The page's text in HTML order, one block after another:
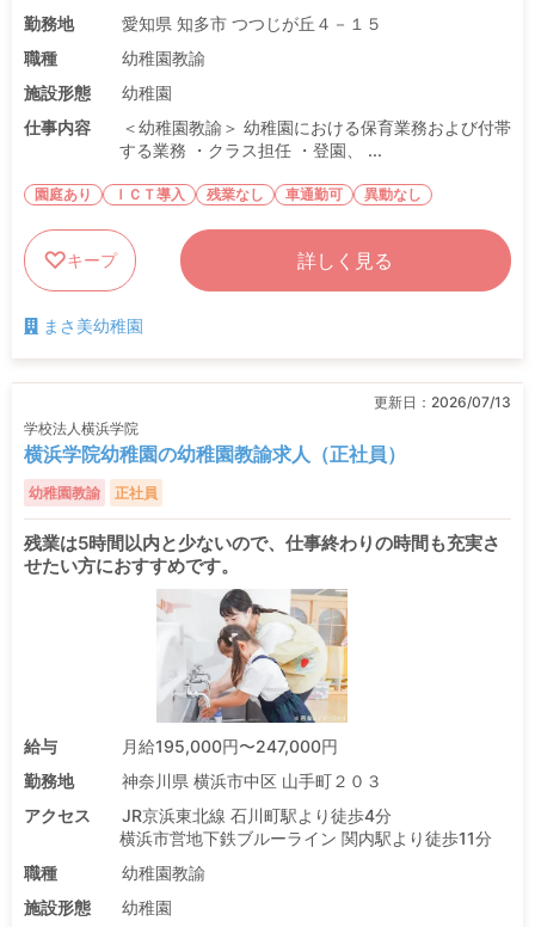
勤務地
愛知県 知多市 つつじが丘４－１５
職種
幼稚園教諭
施設形態
幼稚園
仕事内容
＜幼稚園教諭＞ 幼稚園における保育業務および付帯
する業務 ・クラス担任 ・登園、 ...
園庭あり ＩＣＴ導入 残業なし 車通勤可 異動なし
キープ 詳しく見る
まさ美幼稚園
更新日： 2026/07/13
学校法人横浜学院
横浜学院幼稚園の幼稚園教諭求人（正社員）
幼稚園教諭 正社員
残業は5時間以内と少ないので、仕事終わりの時間も充実さ
せたい方におすすめです。
給与
月給195,000円〜247,000円
勤務地
神奈川県 横浜市中区 山手町２０３
アクセス
JR京浜東北線 石川町駅より徒歩4分
横浜市営地下鉄ブルーライン 関内駅より徒歩11分
職種
幼稚園教諭
施設形態
幼稚園